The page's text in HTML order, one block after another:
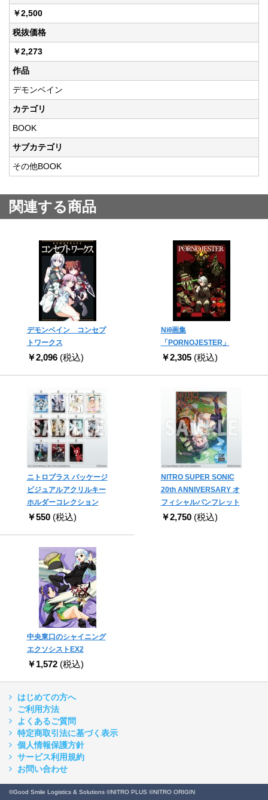
￥2,500
税抜価格
￥2,273
作品
デモンベイン
カテゴリ
BOOK
サブカテゴリ
その他BOOK
関連する商品
デモンベイン コンセプ
トワークス
￥2,096 (税込)
Niθ画集
「PORNOJESTER」
￥2,305 (税込)
ニトロプラス パッケージ
ビジュアルアクリルキー
ホルダーコレクション
￥550 (税込)
NITRO SUPER SONIC
20th ANNIVERSARY オ
フィシャルパンフレット
￥2,750 (税込)
中央東口のシャイニング
エクソシストEX2
￥1,572 (税込)
はじめての方へ
ご利用方法
よくあるご質問
特定商取引法に基づく表示
個人情報保護方針
サービス利用規約
お問い合わせ
©Good Smile Logistics & Solutions ©NITRO PLUS ©NITRO ORIGIN